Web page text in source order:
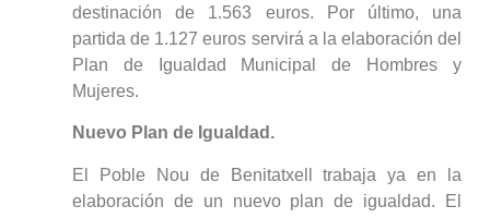
destinación de 1.563 euros. Por último, una
partida de 1.127 euros servirá a la elaboración del
Plan de Igualdad Municipal de Hombres y
Mujeres.
Nuevo Plan de Igualdad.
El Poble Nou de Benitatxell trabaja ya en la
elaboración de un nuevo plan de igualdad. El